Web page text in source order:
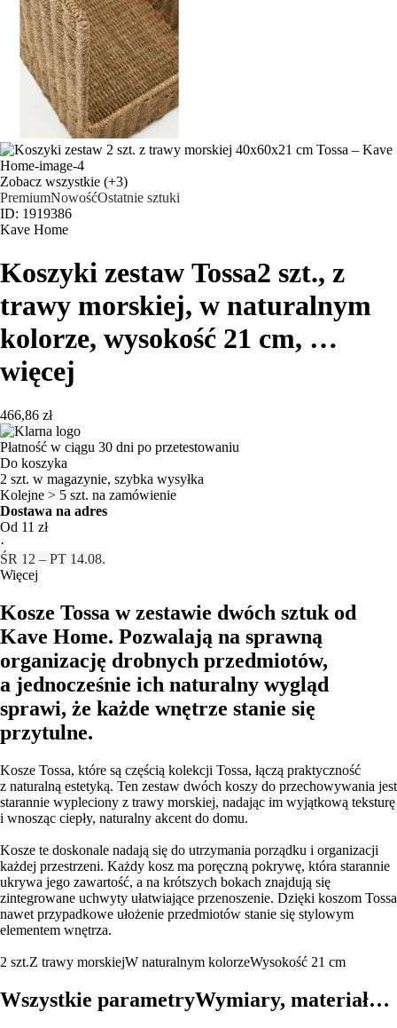
Zobacz wszystkie (+3)
PremiumNowośćOstatnie sztuki
ID: 1919386
Kave Home
Koszyki zestaw Tossa2 szt., z
trawy morskiej, w naturalnym
kolorze, wysokość 21 cm, …
więcej
466,86 zł
Płatność w ciągu 30 dni po przetestowaniu
Do koszyka
2 szt. w magazynie, szybka wysyłka
Kolejne > 5 szt. na zamówienie
Dostawa na adres
Od 11 zł
·
ŚR 12 – PT 14.08.
Więcej
Kosze Tossa w zestawie dwóch sztuk od
Kave Home. Pozwalają na sprawną
organizację drobnych przedmiotów,
a jednocześnie ich naturalny wygląd
sprawi, że każde wnętrze stanie się
przytulne.
Kosze Tossa, które są częścią kolekcji Tossa, łączą praktyczność
z naturalną estetyką. Ten zestaw dwóch koszy do przechowywania jest
starannie wypleciony z trawy morskiej, nadając im wyjątkową teksturę
i wnosząc ciepły, naturalny akcent do domu.
Kosze te doskonale nadają się do utrzymania porządku i organizacji
każdej przestrzeni. Każdy kosz ma poręczną pokrywę, która starannie
ukrywa jego zawartość, a na krótszych bokach znajdują się
zintegrowane uchwyty ułatwiające przenoszenie. Dzięki koszom Tossa
nawet przypadkowe ułożenie przedmiotów stanie się stylowym
elementem wnętrza.
2 szt.Z trawy morskiejW naturalnym kolorzeWysokość 21 cm
Wszystkie parametryWymiary, materiał…